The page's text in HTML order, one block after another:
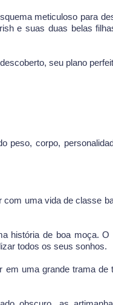
meticuloso para
e suas duas belas
seu plano
peso, corpo,
com uma vida de classe
história de boa moça. O
todos os seus sonhos.
uma grande trama de